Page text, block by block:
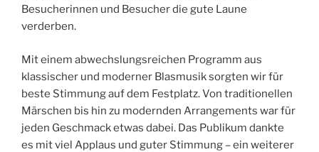
Besucherinnen und Besucher die gute Laune
verderben.
Mit einem abwechslungsreichen Programm aus
klassischer und moderner Blasmusik sorgten wir für
beste Stimmung auf dem Festplatz. Von traditionellen
Märschen bis hin zu modernden Arrangements war für
jeden Geschmack etwas dabei. Das Publikum dankte
es mit viel Applaus und guter Stimmung – ein weiterer